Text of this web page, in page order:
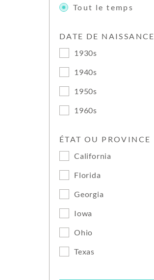
Tout le temps
DATE DE NAISSANCE
1930s
1940s
1950s
1960s
ÉTAT OU PROVINCE
California
Florida
Georgia
Iowa
Ohio
Texas